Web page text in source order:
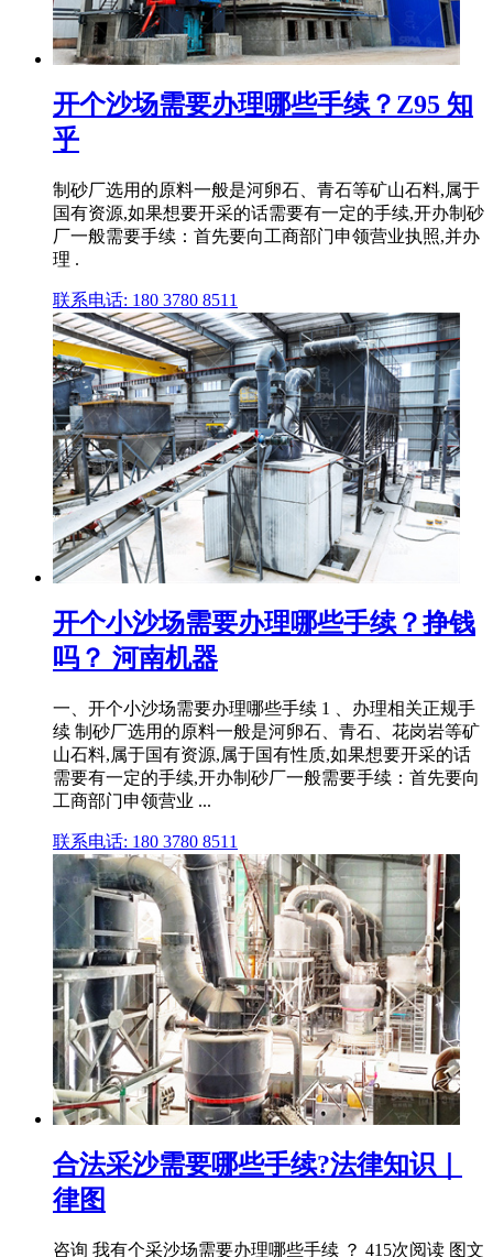
开个沙场需要办理哪些手续？Z95 知
乎
制砂厂选用的原料一般是河卵石、青石等矿山石料,属于
国有资源,如果想要开采的话需要有一定的手续,开办制砂
厂一般需要手续：首先要向工商部门申领营业执照,并办
理 .
联系电话: 180 3780 8511
开个小沙场需要办理哪些手续？挣钱
吗？ 河南机器
一、开个小沙场需要办理哪些手续 1 、办理相关正规手
续 制砂厂选用的原料一般是河卵石、青石、花岗岩等矿
山石料,属于国有资源,属于国有性质,如果想要开采的话
需要有一定的手续,开办制砂厂一般需要手续：首先要向
工商部门申领营业 ...
联系电话: 180 3780 8511
合法采沙需要哪些手续?法律知识｜
律图
咨询 我有个采沙场需要办理哪些手续 ？ 415次阅读 图文